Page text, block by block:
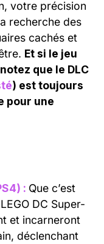
votre précision
recherche des
cachés et
Et si le jeu
que le DLC
) est toujours
pour une
: Que c’est
DC Super-
et incarneront
déclenchant